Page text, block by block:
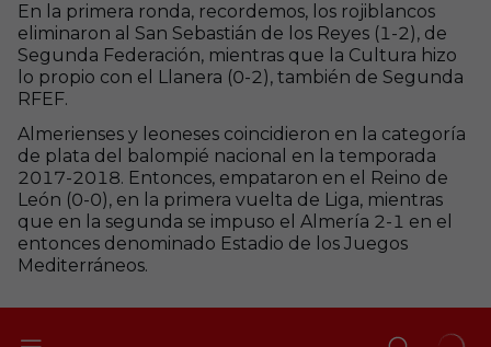
En la primera ronda, recordemos, los rojiblancos
eliminaron al San Sebastián de los Reyes (1-2), de
Segunda Federación, mientras que la Cultura hizo
lo propio con el Llanera (0-2), también de Segunda
RFEF.
Almerienses y leoneses coincidieron en la categoría
de plata del balompié nacional en la temporada
2017-2018. Entonces, empataron en el Reino de
León (0-0), en la primera vuelta de Liga, mientras
que en la segunda se impuso el Almería 2-1 en el
entonces denominado Estadio de los Juegos
Mediterráneos.